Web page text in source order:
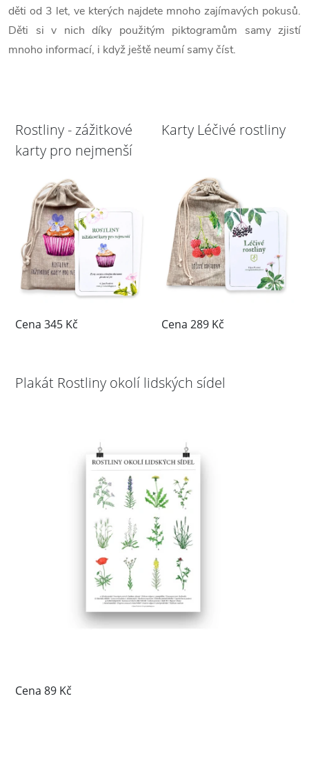
děti od 3 let, ve kterých najdete mnoho zajímavých pokusů.
Děti si v nich díky použitým piktogramům samy zjistí
mnoho informací, i když ještě neumí samy číst.